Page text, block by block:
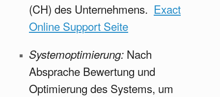
(CH) des Unternehmens. Exact
Online Support Seite
Systemoptimierung: Nach
Absprache Bewertung und
Optimierung des Systems, um